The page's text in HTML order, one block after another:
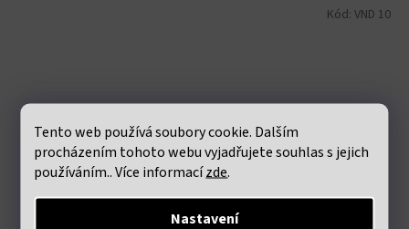
Tento web používá soubory cookie. Dalším
procházením tohoto webu vyjadřujete souhlas s jejich
používáním.. Více informacízde.
Nastavení
Kód: VND 10